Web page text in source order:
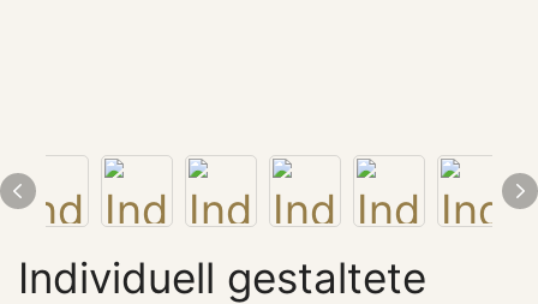
Individuell gestaltete